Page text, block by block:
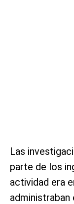
Las
parte de los
actividad era